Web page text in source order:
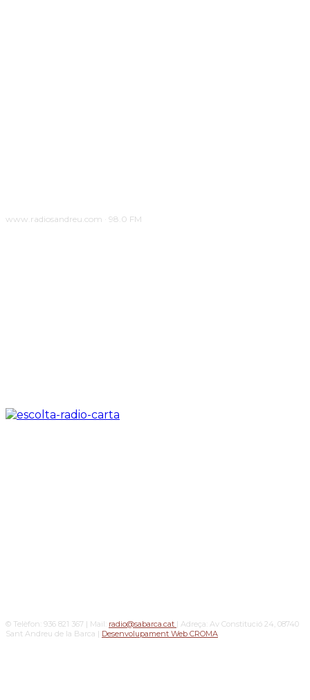
www.radiosandreu.com · 98.0 FM
© Telèfon: 936 821 367 | Mail: radio@sabarca.cat | Adreça: Av Constitució 24, 08740
Sant Andreu de la Barca | Desenvolupament Web CROMA